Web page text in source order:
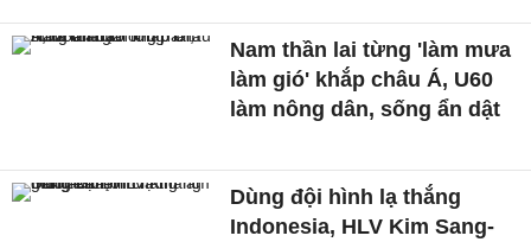
Nam thần lai từng 'làm mưa
làm gió' khắp châu Á, U60
làm nông dân, sống ẩn dật
Dùng đội hình lạ thắng
Indonesia, HLV Kim Sang-